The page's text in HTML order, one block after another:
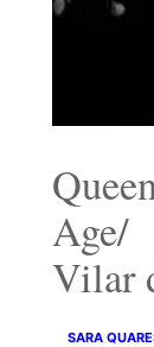
Age/
Vilar
SARA